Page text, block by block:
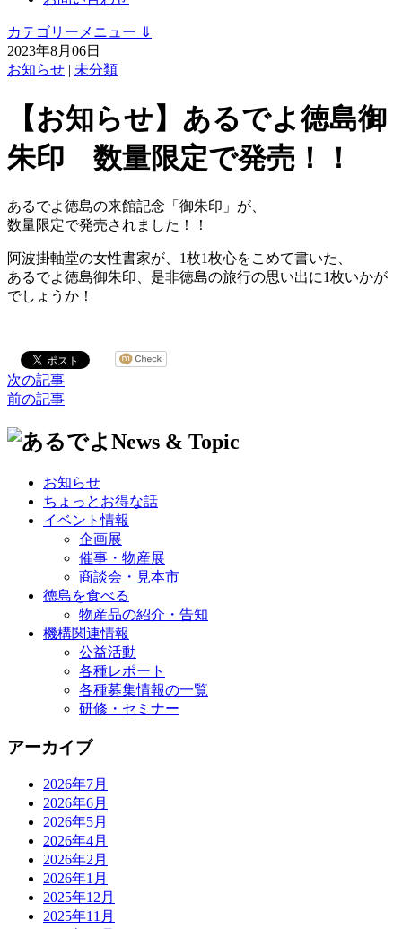
カテゴリーメニュー ⇓
2023年8月06日
お知らせ | 未分類
【お知らせ】あるでよ徳島御
朱印 数量限定で発売！！
あるでよ徳島の来館記念「御朱印」が、
数量限定で発売されました！！
阿波掛軸堂の女性書家が、1枚1枚心をこめて書いた、
あるでよ徳島御朱印、是非徳島の旅行の思い出に1枚いかが
でしょうか！
次の記事
前の記事
お知らせ
ちょっとお得な話
イベント情報
企画展
催事・物産展
商談会・見本市
徳島を食べる
物産品の紹介・告知
機構関連情報
公益活動
各種レポート
各種募集情報の一覧
研修・セミナー
アーカイブ
2026年7月
2026年6月
2026年5月
2026年4月
2026年2月
2026年1月
2025年12月
2025年11月